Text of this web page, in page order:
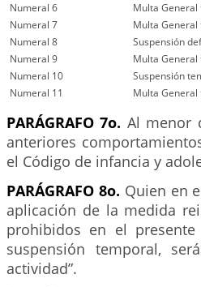
Numeral 6
Multa General
Numeral 7
Multa General
Numeral 8
Suspensión
Numeral 9
Multa General
Numeral 10
Suspensión
Numeral 11
Multa General
PARÁGRAFO 7o. Al menor
anteriores
el Código de infancia y
PARÁGRAFO 8o. Quien en
aplicación de la medida
prohibidos en el
suspensión temporal,
actividad”.